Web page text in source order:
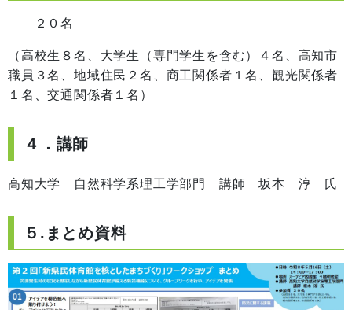
２０名
（高校生８名、大学生（専門学生を含む）４名、高知市
職員３名、地域住民２名、商工関係者１名、観光関係者
１名、交通関係者１名）
４．講師
高知大学 自然科学系理工学部門 講師 坂本 淳 氏
５.まとめ資料